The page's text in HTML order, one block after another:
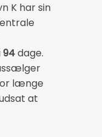
K har sin
94dage.
længe
at